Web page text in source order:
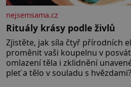
nejsemsama.cz
Rituály krásy podle živlů
Zjistěte, jak síla čtyř přírodních
proměnit vaši koupelnu v
omlazení těla i zklidnění
pleť a tělo v souladu s